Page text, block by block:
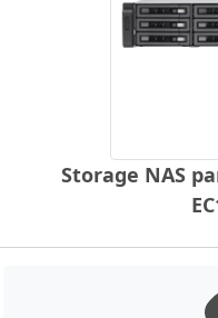
Storage NAS